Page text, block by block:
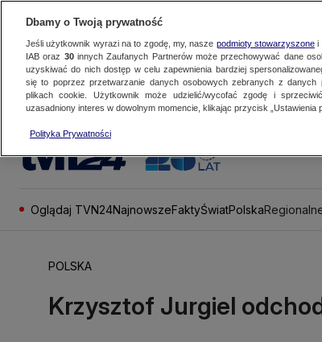
Oglądaj TVN24NajnowszeFaktyŚwiatPolska
POLSKA
Krzysztof Jurgiel
Dbamy o Twoją prywatność
Jeśli użytkownik wyrazi na to zgodę, my, nasze podmioty stowarzyszonei
IAB oraz 30innych Zaufanych Partnerów może przechowywać dane
uzyskiwać do nich dostęp w celu zapewnienia bardziej
się to poprzez przetwarzanie danych osobowych zebranych z danych
plikach cookie. Użytkownik może udzielić/wycofać zgodę i
uzasadniony interes w dowolnym momencie, klikając przycisk „Ustawienia
Polityka Prywatności